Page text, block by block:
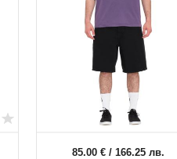
85.00 € / 166.25 лв.